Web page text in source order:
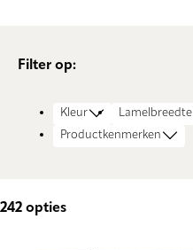
Filter op:
Kleur Lamelbreedte
Productkenmerken
242 opties